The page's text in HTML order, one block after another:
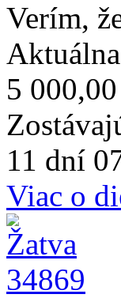
Verím,
5
11 dní
Viac o
34869